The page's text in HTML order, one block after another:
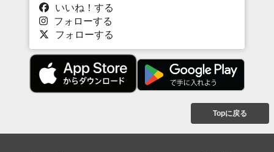
いいね！する
フォローする
フォローする
Topに戻る